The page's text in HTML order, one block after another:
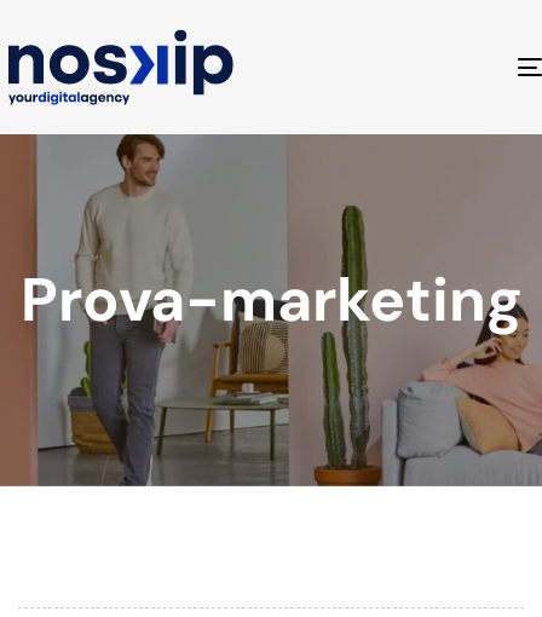
Prova-marketing